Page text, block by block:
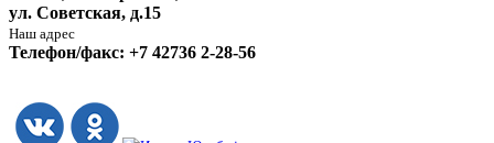
ул. Советская, д.15
Наш адрес
Телефон/факс: +7 42736 2-28-56